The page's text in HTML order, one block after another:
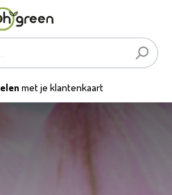
tuincentravan België